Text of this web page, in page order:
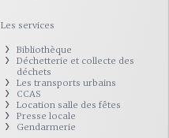
Les services
Bibliothèque
Déchetterie et collecte des
déchets
Les transports urbains
CCAS
Location salle des fêtes
Presse locale
Gendarmerie